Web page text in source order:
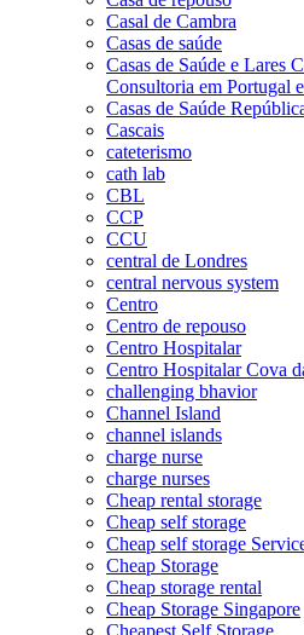
Casal de Cambra
Casas de saúde
Casas de Saúde e Lares
Consultoria em Portugal
Casas de Saúde
Cascais
cateterismo
cath lab
CBL
CCP
CCU
central de Londres
central nervous system
Centro
Centro de repouso
Centro Hospitalar
Centro Hospitalar Cova
challenging bhavior
Channel Island
channel islands
charge nurse
charge nurses
Cheap rental storage
Cheap self storage
Cheap self storage
Cheap Storage
Cheap storage rental
Cheap Storage Singapore
Cheapest Self Storage